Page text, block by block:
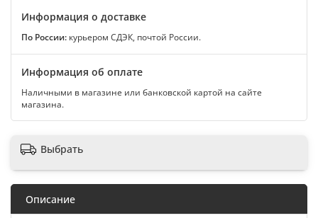
Информация о доставке
По России: курьером СДЭК, почтой России.
Информация об оплате
Наличными в магазине или банковской картой на сайте
магазина.
Выбрать
Описание